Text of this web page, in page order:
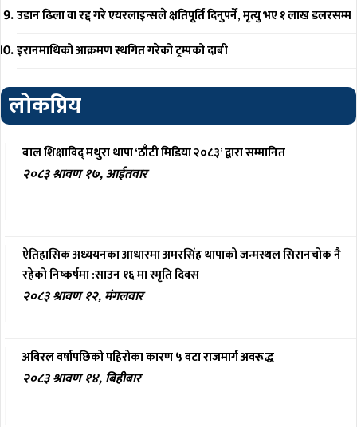
उडान ढिला वा रद्द गरे एयरलाइन्सले क्षतिपूर्ति दिनुपर्ने, मृत्यु भए १ लाख डलरसम्म
इरानमाथिको आक्रमण स्थगित गरेको ट्रम्पको दाबी
लोकप्रिय
बाल शिक्षाविद् मथुरा थापा ‘ठाँटी मिडिया २०८३’ द्वारा सम्मानित
२०८३ श्रावण १७, आईतवार
ऐतिहासिक अध्ययनका आधारमा अमरसिंह थापाको जन्मस्थल सिरानचोक नै
रहेको निष्कर्षमा :साउन १६ मा स्मृति दिवस
२०८३ श्रावण १२, मंगलवार
अविरल वर्षापछिको पहिरोका कारण ५ वटा राजमार्ग अवरूद्ध
२०८३ श्रावण १४, बिहीबार